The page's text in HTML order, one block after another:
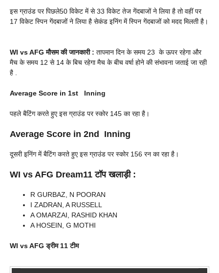
इस ग्राउंड पर पिछले50 विकेट में से 33 विकेट तेज गेंदबाजों ने लिया है तो वहीं पर
17 विकेट स्पिन गेंदबाजों ने लिया है सेकंड इनिंग में स्पिन गेंदबाजों को मदद मिलती है।
WI vs AFGमौसम की जानकारी : तापमान दिन के समय 23 के ऊपर रहेगा और
मैच के समय 12 से 14 के बिच रहेगा मैच के बीच वर्षा होने की संभावना जताई जा रही
है .
Average Score in 1st Inning
पहले बैटिंग करते हुए इस ग्राउंड पर स्कोर 145 का रहा है।
Average Score in 2nd Inning
दूसरी इनिंग में बैटिंग करते हुए इस ग्राउंड पर स्कोर 156 रन का रहा है।
WI vs AFG Dream11 टॉप खलाड़ी :
R GURBAZ, N POORAN
I ZADRAN, A RUSSELL
A OMARZAI, RASHID KHAN
A HOSEIN, G MOTHI
WI vs AFG ड्रीम 11 टीम